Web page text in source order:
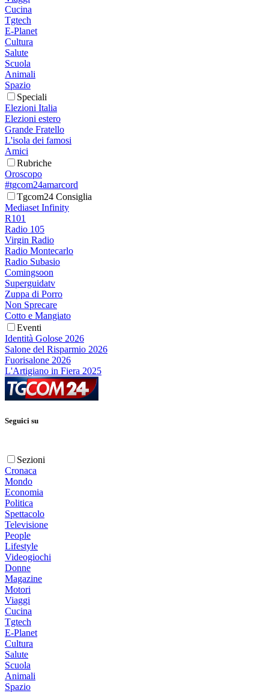
Cucina
Tgtech
E-Planet
Cultura
Salute
Scuola
Animali
Spazio
Speciali
Elezioni Italia
Elezioni estero
Grande Fratello
L'isola dei famosi
Amici
Rubriche
Oroscopo
#tgcom24amarcord
Tgcom24 Consiglia
Mediaset Infinity
R101
Radio 105
Virgin Radio
Radio Montecarlo
Radio Subasio
Comingsoon
Superguidatv
Zuppa di Porro
Non Sprecare
Cotto e Mangiato
Eventi
Identità Golose 2026
Salone del Risparmio 2026
Fuorisalone 2026
L'Artigiano in Fiera 2025
Seguici su
Sezioni
Cronaca
Mondo
Economia
Politica
Spettacolo
Televisione
People
Lifestyle
Videogiochi
Donne
Magazine
Motori
Viaggi
Cucina
Tgtech
E-Planet
Cultura
Salute
Scuola
Animali
Spazio